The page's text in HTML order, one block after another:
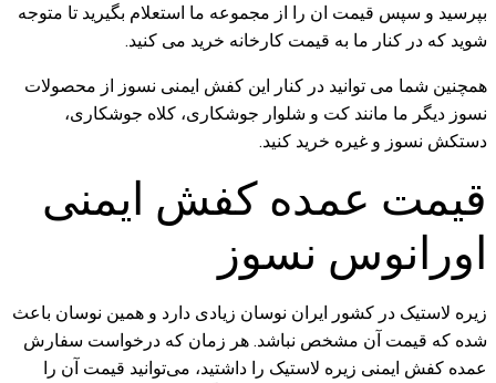
بپرسید و سپس قیمت ان را از مجموعه ما استعلام بگیرید تا متوجه
شوید که در کنار ما به قیمت کارخانه خرید می کنید.
همچنین شما می توانید در کنار این کفش ایمنی نسوز از محصولات
نسوز دیگر ما مانند کت و شلوار جوشکاری، کلاه جوشکاری،
دستکش نسوز و غیره خرید کنید.
قیمت عمده کفش ایمنی
اورانوس نسوز
زیره لاستیک در کشور ایران نوسان زیادی دارد و همین نوسان باعث
شده که قیمت آن مشخص نباشد. هر زمان که درخواست سفارش
عمده کفش ایمنی زیره لاستیک را داشتید، می‌توانید قیمت آن را